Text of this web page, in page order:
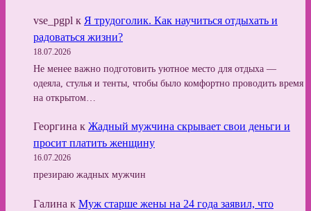
vse_pgpl к Я трудоголик. Как научиться отдыхать и
радоваться жизни?
18.07.2026
Не менее важно подготовить уютное место для отдыха —
одеяла, стулья и тенты, чтобы было комфортно проводить время
на открытом…
Георгина к Жадный мужчина скрывает свои деньги и
просит платить женщину
16.07.2026
презираю жадных мужчин
Галина к Муж старше жены на 24 года заявил, что